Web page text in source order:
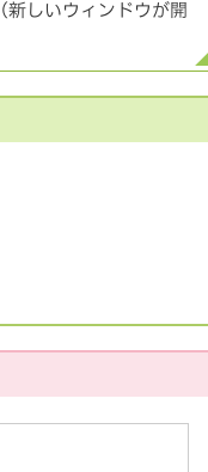
しいウィンドウが開